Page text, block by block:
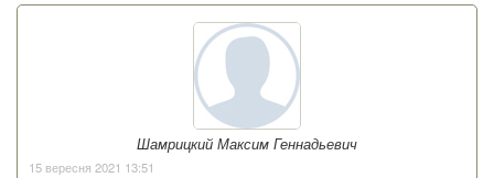
Шамрицкий Максим Геннадьевич
15 вересня 2021 13:51